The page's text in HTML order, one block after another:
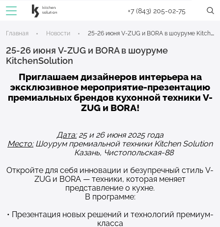
+7 (843) 205-02-75
Главная Новости 25-26 июня V-ZUG и BORA в шоуруме KitchenSolution
25-26 июня V-ZUG и BORA в шоуруме
KitchenSolution
Приглашаем дизайнеров интерьера на
эксклюзивное мероприятие-презентацию
премиальных брендов кухонной техники V-
ZUG и BORA!
Дата:25 и 26 июня 2025 года
Место:Шоурум премиальной техники Kitchen Solution
Казань, Чистопольская-88
Откройте для себя инновации и безупречный стиль V-
ZUG и BORA — техники, которая меняет
представление о кухне.
В программе:
• Презентация новых решений и технологий премиум-
класса